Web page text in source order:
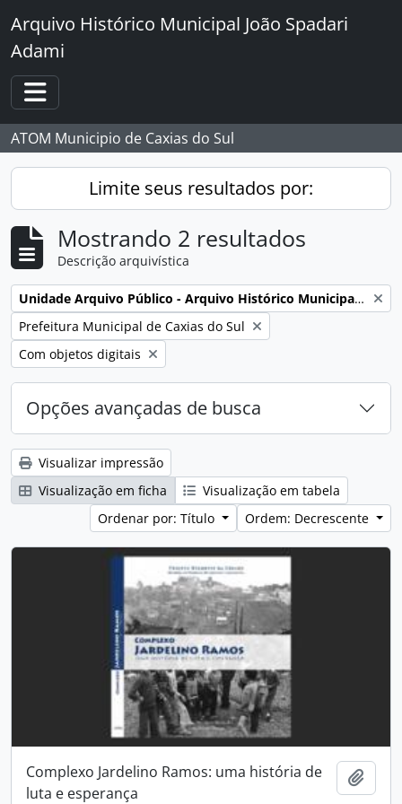
Skip to main content
Arquivo Histórico Municipal João Spadari
Adami
Toggle navigation
ATOM Municipio de Caxias do Sul
Limite seus resultados por:
Mostrando 2 resultados
Descrição arquivística
Remover filtro:
Unidade Arquivo Público - Arquivo Histórico Municipal João Spadari Adami
Remover filtro:
Prefeitura Municipal de Caxias do Sul
Remover filtro:
Com objetos digitais
Opções avançadas de busca
Visualizar impressão
Visualização em ficha
Visualização em tabela
Ordenar por: Título
Ordem: Decrescente
Complexo Jardelino Ramos: uma história de
luta e esperança